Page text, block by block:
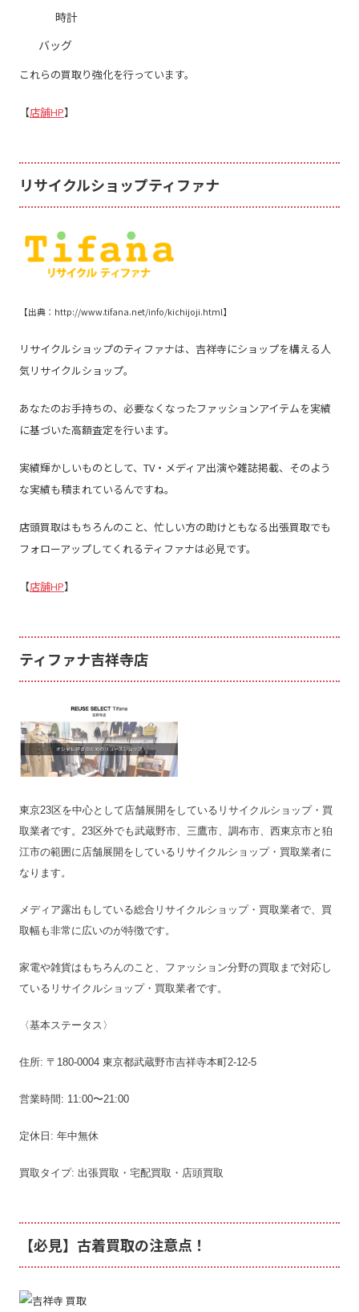
時計
バッグ
これらの買取り強化を行っています。
【店舗HP】
リサイクルショップティファナ
【出典： http://www.tifana.net/info/kichijoji.html】
リサイクルショップのティファナは、吉祥寺にショップを構える人
気リサイクルショップ。
あなたのお手持ちの、必要なくなったファッションアイテムを実績
に基づいた高額査定を行います。
実績輝かしいものとして、 TV・メディア出演や雑誌掲載、そのよう
な実績も積まれているんですね。
店頭買取はもちろんのこと、忙しい方の助けともなる出張買取でも
フォローアップしてくれるティファナは必見です。
【店舗HP】
ティファナ吉祥寺店
東京23区を中心として店舗展開をしているリサイクルショップ・買
取業者です。23区外でも武蔵野市、三鷹市、調布市、西東京市と狛
江市の範囲に店舗展開をしているリサイクルショップ・買取業者に
なります。
メディア露出もしている総合リサイクルショップ・買取業者で、買
取幅も非常に広いのが特徴です。
家電や雑貨はもちろんのこと、ファッション分野の買取まで対応し
ているリサイクルショップ・買取業者です。
〈基本ステータス〉
住所: 〒180-0004 東京都武蔵野市吉祥寺本町2-12-5
営業時間: 11:00〜21:00
定休日: 年中無休
買取タイプ: 出張買取・宅配買取・店頭買取
【必見】古着買取の注意点！